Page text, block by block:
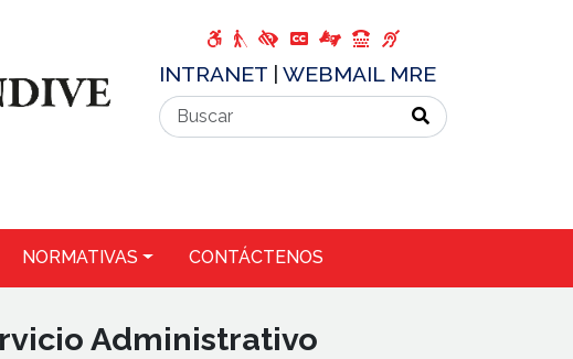
INTRANET WEBMAIL MRE
NORMATIVAS CONTÁCTENOS
Administrativo